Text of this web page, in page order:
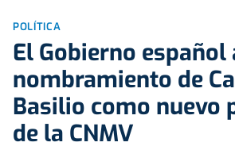
POLÍTICA
El Gobierno español
nombramiento de
Basilio como nuevo
de la CNMV